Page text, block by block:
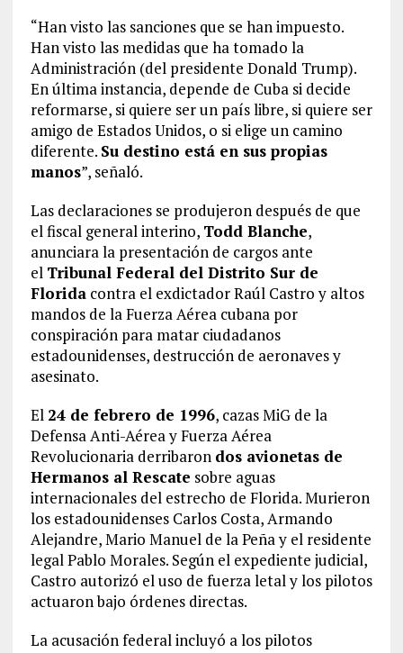
“Han visto las sanciones que se han impuesto.
Han visto las medidas que ha tomado la
Administración (del presidente Donald Trump).
En última instancia, depende de Cuba si decide
reformarse, si quiere ser un país libre, si quiere ser
amigo de Estados Unidos, o si elige un camino
diferente. Su destino está en sus propias
manos”, señaló.
Las declaraciones se produjeron después de que
el fiscal general interino, Todd Blanche,
anunciara la presentación de cargos ante
el Tribunal Federal del Distrito Sur de
Floridacontra el exdictador Raúl Castro y altos
mandos de la Fuerza Aérea cubana por
conspiración para matar ciudadanos
estadounidenses, destrucción de aeronaves y
asesinato.
El 24 de febrero de 1996, cazas MiG de la
Defensa Anti-Aérea y Fuerza Aérea
Revolucionaria derribaron dos avionetas de
Hermanos al Rescate sobre aguas
internacionales del estrecho de Florida. Murieron
los estadounidenses Carlos Costa, Armando
Alejandre, Mario Manuel de la Peña y el residente
legal Pablo Morales. Según el expediente judicial,
Castro autorizó el uso de fuerza letal y los pilotos
actuaron bajo órdenes directas.
La acusación federal incluyó a los pilotos